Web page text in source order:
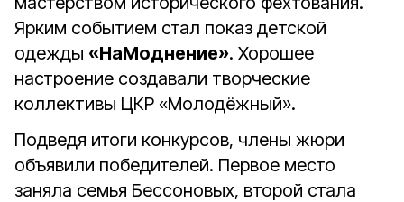
Ярким событием стал показ детской
одежды «НаМоднение». Хорошее
настроение создавали творческие
коллективы ЦКР «Молодёжный».
Подведя итоги конкурсов, члены жюри
объявили победителей. Первое место
заняла семья Бессоновых, второй стала